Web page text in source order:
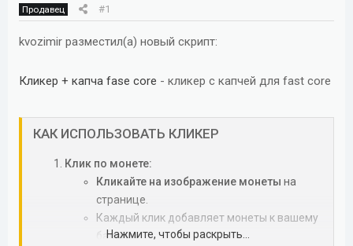
Продавец #1
kvozimir разместил(а) новый скрипт:
Кликер + капча fasе core - кликер с капчей для fast core
КАК ИСПОЛЬЗОВАТЬ КЛИКЕР​
Клик по монете:
Кликайте на изображение монеты на
странице.
Каждый клик добавляет монеты к вашему
балансу.
Нажмите, чтобы раскрыть...